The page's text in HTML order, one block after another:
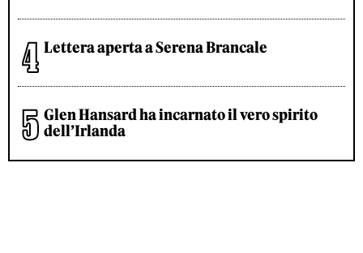
Lettera aperta a Serena Brancale
Glen Hansard ha incarnato il vero spirito
dell’Irlanda